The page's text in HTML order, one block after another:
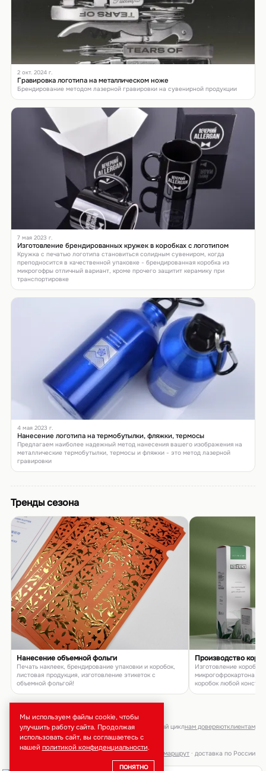
2 окт. 2024 г.
Гравировка логотипа на металлическом ноже
Брендирование методом лазерной гравировки на сувенирной продукции
7 мая 2023 г.
Изготовление брендированных кружек в коробках с логотипом
Кружка с печатью логотипа становиться солидным сувениром, когда
преподносится в качественной упаковке - брендированная коробка из
микрогофры отличный вариант, кроме прочего защитит керамику при
транспортировке
4 мая 2023 г.
Нанесение логотипа на термобутылки, фляжки, термосы
Предлагаем наиболее надежный метод нанесения вашего изображения на
металлические термобутылки, термосы и фляжки - это метод лазерной
гравировки
Тренды сезона
Нанесение объемной фольги
Печать наклеек, брендирование упаковки и коробок,
листовая продукция, изготовление этикеток с
объемной фольгой!
Производство
Изготовление коробок
микрогофрокартона,
коробок любой
брендирование · тиражи от 50 шт · полный циклнам доверяютклиентам
маршрут · доставка по России
Мы используем файлы cookie, чтобы
улучшить работу сайта. Продолжая
использовать сайт, вы соглашаетесь с
нашей политикой конфиденциальности.
ПОНЯТНО